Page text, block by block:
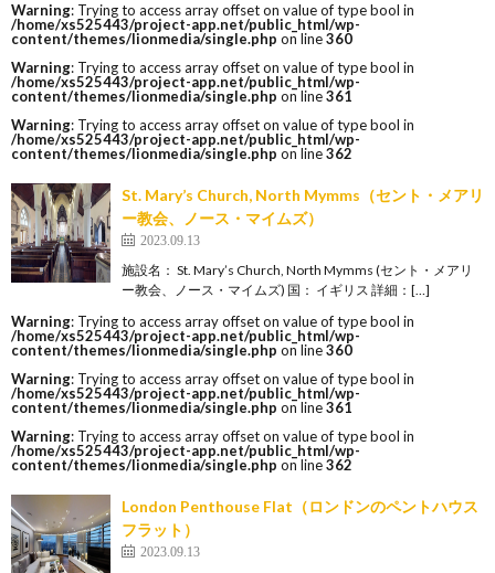
Warning: Trying to access array offset on value of type bool in
/home/xs525443/project-app.net/public_html/wp-
content/themes/lionmedia/single.php on line360
Warning: Trying to access array offset on value of type bool in
/home/xs525443/project-app.net/public_html/wp-
content/themes/lionmedia/single.php on line361
Warning: Trying to access array offset on value of type bool in
/home/xs525443/project-app.net/public_html/wp-
content/themes/lionmedia/single.php on line362
St. Mary’s Church, North Mymms（セント・メアリ
ー教会、ノース・マイムズ）
2023.09.13
施設名： St. Mary’s Church, North Mymms (セント・メアリ
ー教会、ノース・マイムズ) 国： イギリス 詳細：[…]
Warning: Trying to access array offset on value of type bool in
/home/xs525443/project-app.net/public_html/wp-
content/themes/lionmedia/single.php on line360
Warning: Trying to access array offset on value of type bool in
/home/xs525443/project-app.net/public_html/wp-
content/themes/lionmedia/single.php on line361
Warning: Trying to access array offset on value of type bool in
/home/xs525443/project-app.net/public_html/wp-
content/themes/lionmedia/single.php on line362
London Penthouse Flat（ロンドンのペントハウス
フラット）
2023.09.13